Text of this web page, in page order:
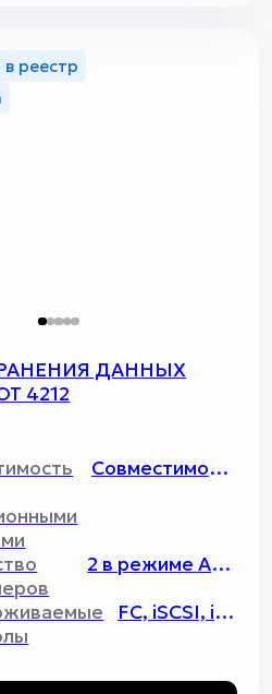
в реестр
ДАННЫХ
4212
Совместимость со всеми современными решениями уровня Enterprise, в том числе VMware vSphere 6.7+, Citrix Hypervisor 8.2+ и продукции Горизонт-ВС
2 в режиме Активный/Активный (ALUA)
FC, iSCSI, iSER, NFS, CIFS